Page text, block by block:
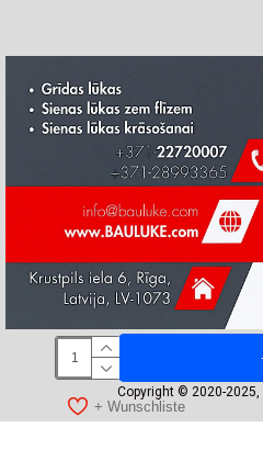
+ Wunschliste
Copyright © 2020-